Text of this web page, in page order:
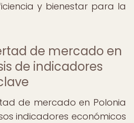
y bienestar para la
de mercado en
de indicadores
de mercado en Polonia
indicadores económicos